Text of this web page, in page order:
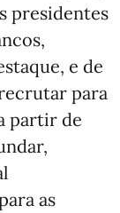
presidentes
e de
para
partir de
as